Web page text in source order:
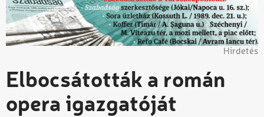
Hirdetés
Elbocsátották a román
opera igazgatóját